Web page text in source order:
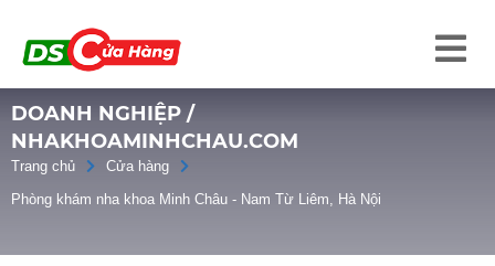
DOANH NGHIỆP /
NHAKHOAMINHCHAU.COM
Trang chủ
Cửa hàng
Phòng khám nha khoa Minh Châu - Nam Từ Liêm, Hà Nội